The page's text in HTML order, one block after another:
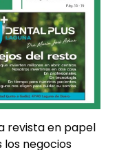
revista en papel
los negocios